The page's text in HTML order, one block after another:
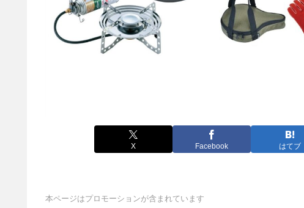
X Facebook はてブ
本ページはプロモーションが含まれています